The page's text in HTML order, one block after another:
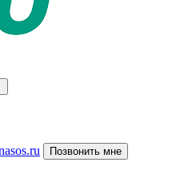
Позвонить мне